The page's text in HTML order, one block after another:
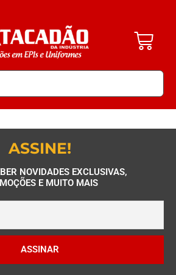
ASSINE!
NOVIDADES EXCLUSIVAS,
E MUITO MAIS
ASSINAR